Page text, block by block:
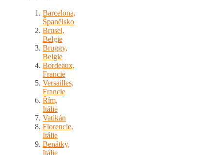
Barcelona,
Španělsko
Brusel,
Belgie
Bruggy,
Belgie
Bordeaux,
Francie
Versailles,
Francie
Řím,
Itálie
Vatikán
Florencie,
Itálie
Benátky,
Itálie